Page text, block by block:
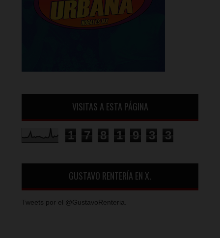
VISITAS A ESTA PÁGINA
1 7 8 1 9 3 3
GUSTAVO RENTERÍA EN X.
Tweets por el @GustavoRenteria.